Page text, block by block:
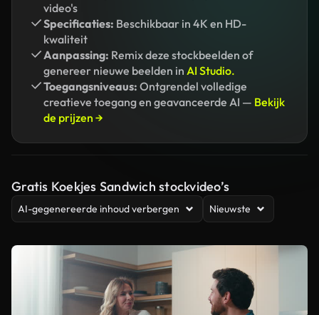
video's
Specificaties: Beschikbaar in 4K en HD-
kwaliteit
Aanpassing: Remix deze stockbeelden of
genereer nieuwe beelden in AI Studio.
Toegangsniveaus: Ontgrendel volledige
creatieve toegang en geavanceerde AI — Bekijk
de prijzen →
Gratis Koekjes Sandwich stockvideo’s
AI-gegenereerde inhoud verbergen Nieuwste